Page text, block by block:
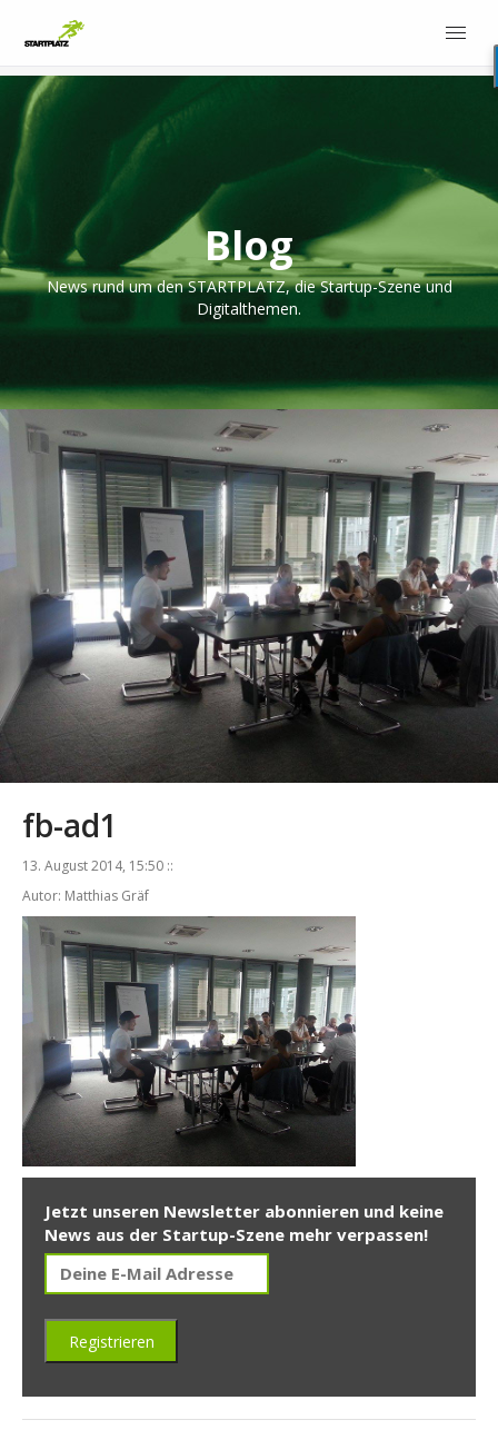
Blog
News rund um den STARTPLATZ, die Startup-Szene und
Digitalthemen.
fb-ad1
13. August 2014, 15:50 ::
Autor: Matthias Gräf
Jetzt unseren Newsletter abonnieren und keine
News aus der Startup-Szene mehr verpassen!